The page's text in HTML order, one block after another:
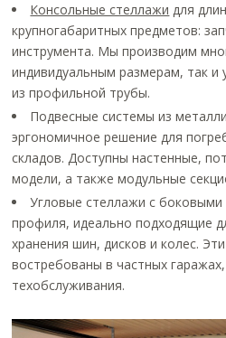
Консольные стеллажи для
крупногабаритных предметов:
инструмента. Мы производим
индивидуальным размерам, так
из профильной трубы.
Подвесные системы из
эргономичное решение для
складов. Доступны настенные,
модели, а также модульные
Угловые стеллажи с боковыми
профиля, идеально подходящие
хранения шин, дисков и колес.
востребованы в частных
техобслуживания.